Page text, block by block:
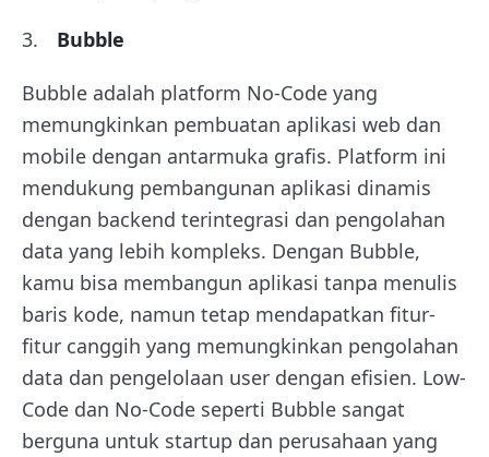
Bubble
Bubble adalah platform No-Code yang
memungkinkan pembuatan aplikasi web dan
mobile dengan antarmuka grafis. Platform ini
mendukung pembangunan aplikasi dinamis
dengan backend terintegrasi dan pengolahan
data yang lebih kompleks. Dengan Bubble,
kamu bisa membangun aplikasi tanpa menulis
baris kode, namun tetap mendapatkan fitur-
fitur canggih yang memungkinkan pengolahan
data dan pengelolaan user dengan efisien. Low-
Code dan No-Code seperti Bubble sangat
berguna untuk startup dan perusahaan yang